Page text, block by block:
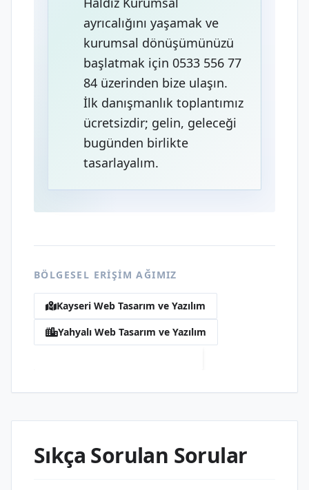
ayrıcalığını yaşamak ve
kurumsal dönüşümünüzü
başlatmak için 0533 556 77
84 üzerinden bize ulaşın.
İlk danışmanlık toplantımız
ücretsizdir; gelin, geleceği
bugünden birlikte
tasarlayalım.
BÖLGESEL ERIŞIM AĞIMIZ
Kayseri Web Tasarım ve Yazılım
Yahyalı Web Tasarım ve Yazılım
Sıkça Sorulan Sorular